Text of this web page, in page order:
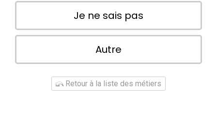
Je ne sais pas
Autre
Retour à la liste des métiers